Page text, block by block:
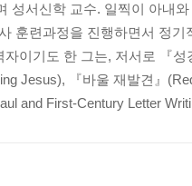
성서신학 교수. 일찍이 아내
훈련과정을 진행하면서 정
이기도 한 그는, 저서로 『
Jesus), 『바울 재발견』
and First-Century Letter